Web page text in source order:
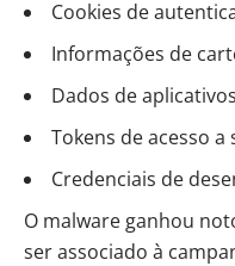
Cookies de
Informações de
Dados de
Tokens de acesso
Credenciais de
O malware ganhou
ser associado à